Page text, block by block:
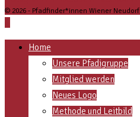
© 2026 - Pfadfinder*innen Wiener Neudorf
Home
Unsere Pfadigruppe
Mitglied werden
Neues Logo
Methode und Leitbild